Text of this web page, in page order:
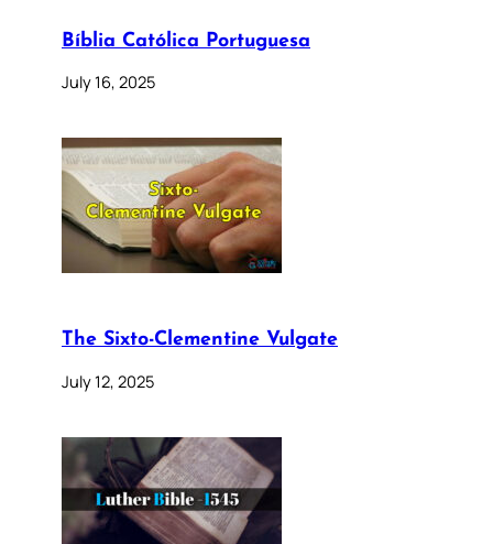
Bíblia Católica Portuguesa
July 16, 2025
The Sixto-Clementine Vulgate
July 12, 2025